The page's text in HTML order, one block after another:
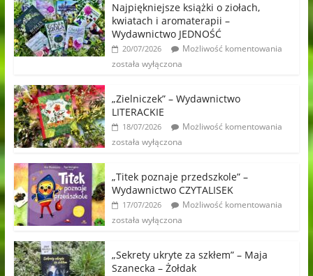
Najpiękniejsze książki o ziołach,
kwiatach i aromaterapii –
Wydawnictwo JEDNOŚĆ
20/07/2026
Możliwość komentowania
została wyłączona
„Zielniczek” – Wydawnictwo
LITERACKIE
18/07/2026
Możliwość komentowania
została wyłączona
„Titek poznaje przedszkole” –
Wydawnictwo CZYTALISEK
17/07/2026
Możliwość komentowania
została wyłączona
„Sekrety ukryte za szkłem” – Maja
Szanecka – Żołdak